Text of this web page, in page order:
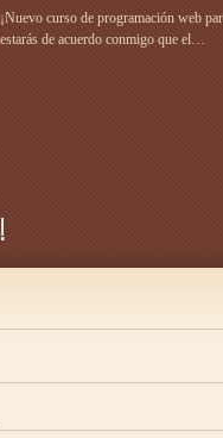
¡Nuevo curso de programación web
estarás de acuerdo conmigo que el…